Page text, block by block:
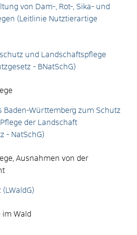
von Dam-, Rot-, Sika- und
(Leitlinie Nutztierartige
und Landschaftspflege
- BNatSchG)
Baden-Württemberg zum Schutz
der Landschaft
- NatSchG)
Ausnahmen von der
(LWaldG)
im Wald